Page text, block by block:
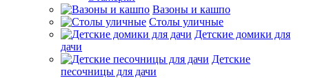
Вазоны и кашпо
Столы уличные
Детские домики для
дачи
Детские
песочницы для дачи